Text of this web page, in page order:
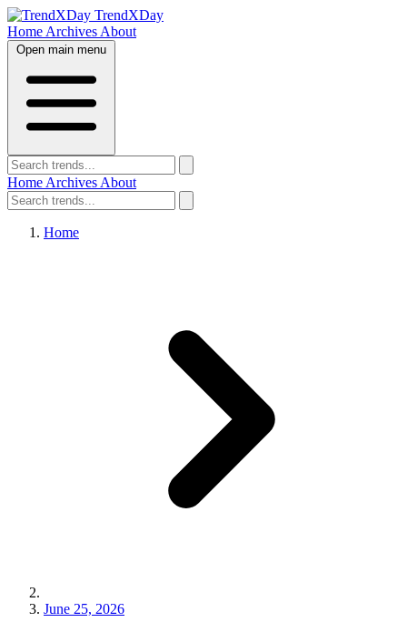
TrendXDay
Home Archives About
Open main menu
Home Archives About
Home
June 25, 2026